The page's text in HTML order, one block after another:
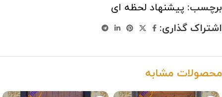
برچسب: پیشنهاد لحظه ای
اشتراک گذاری:
محصولات مشابه